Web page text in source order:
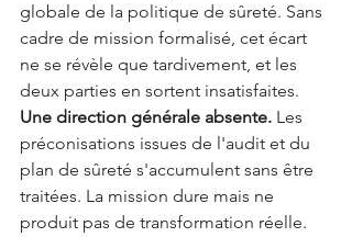
globale de la politique de sûreté. Sans
cadre de mission formalisé, cet écart
ne se révèle que tardivement, et les
deux parties en sortent insatisfaites.
Une direction générale absente. Les
préconisations issues de l'audit et du
plan de sûreté s'accumulent sans être
traitées. La mission dure mais ne
produit pas de transformation réelle.